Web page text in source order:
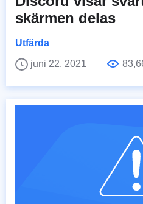
skärmen delas
Utfärda
juni 22, 2021